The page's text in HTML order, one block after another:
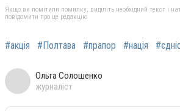
Якщо ви помітили помилку, виділіть необхідний текст і
повідомити про це редакцію
#акція #Полтава #прапор #нація
Ольга Солошенко
журналіст